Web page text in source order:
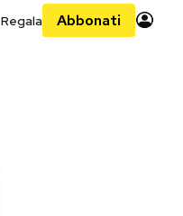
Regala Abbonati